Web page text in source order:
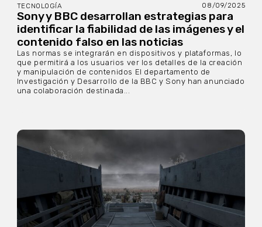
TECNOLOGÍA 08/09/2025
Sony y BBC desarrollan estrategias para
identificar la fiabilidad de las imágenes y el
contenido falso en las noticias
Las normas se integrarán en dispositivos y plataformas, lo
que permitirá a los usuarios ver los detalles de la creación
y manipulación de contenidos El departamento de
Investigación y Desarrollo de la BBC y Sony han anunciado
una colaboración destinada...